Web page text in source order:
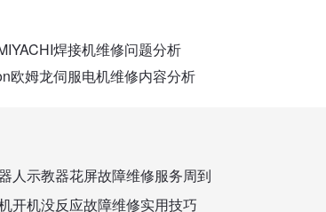
焊接机维修问题分析
欧姆龙伺服电机维修内容分析
人示教器花屏故障维修服务周到
开机没反应故障维修实用技巧